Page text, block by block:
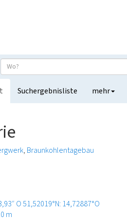
Suchergebnisliste mehr
Braunkohlentagebau
O51,52019°N: 14,72887°O
m